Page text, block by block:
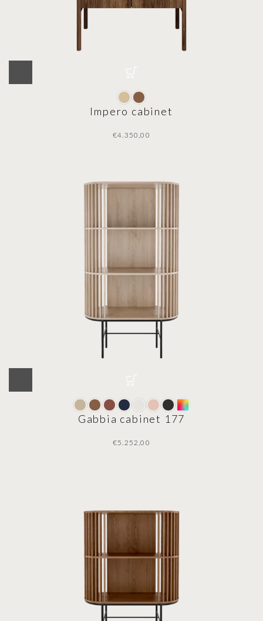
Impero cabinet
€
Gabbia cabinet 177
€